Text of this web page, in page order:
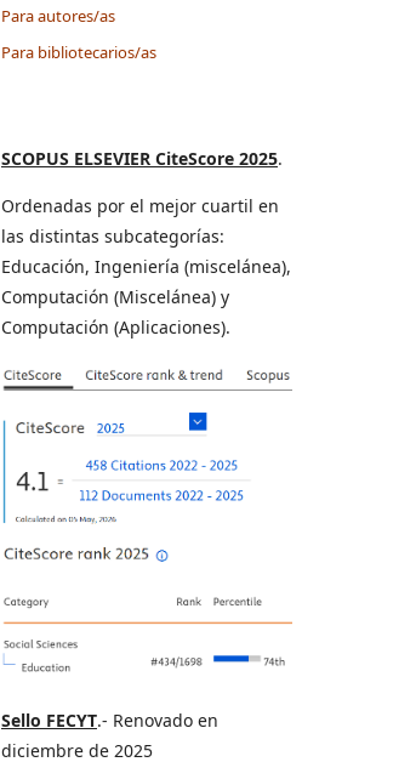
Para autores/as
Para bibliotecarios/as
SCOPUS ELSEVIER CiteScore 2025.
Ordenadas por el mejor cuartil en
las distintas subcategorías:
Educación, Ingeniería (miscelánea),
Computación (Miscelánea) y
Computación (Aplicaciones).
Sello FECYT.- Renovado en
diciembre de 2025